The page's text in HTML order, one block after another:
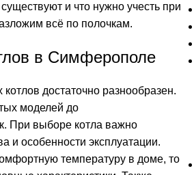
и что нужно учесть при
всё по полочкам.
в Симферополе
достаточно разнообразен.
моделей до
При выборе котла важно
и особенности эксплуатации.
температуру в доме, то